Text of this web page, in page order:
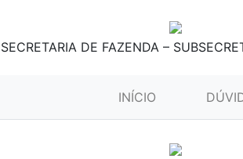
SECRETARIA DE FAZENDA –
INÍCIO (CURRENT)